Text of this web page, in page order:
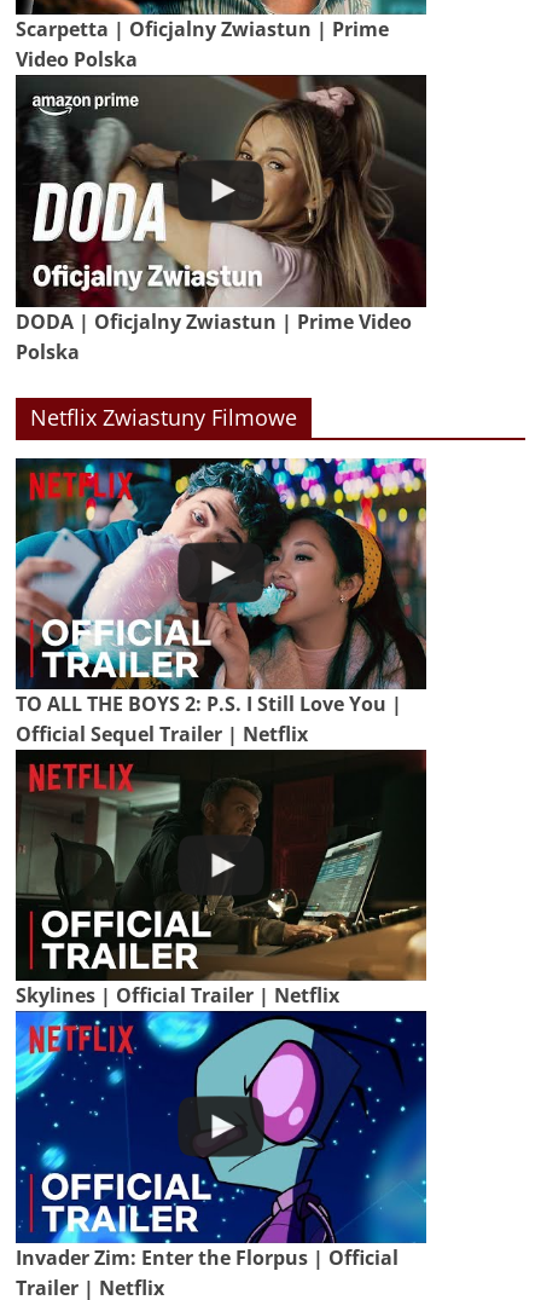
Scarpetta | Oficjalny Zwiastun | Prime
Video Polska
DODA | Oficjalny Zwiastun | Prime Video
Polska
Netflix Zwiastuny Filmowe
TO ALL THE BOYS 2: P.S. I Still Love You |
Official Sequel Trailer | Netflix
Skylines | Official Trailer | Netflix
Invader Zim: Enter the Florpus | Official
Trailer | Netflix